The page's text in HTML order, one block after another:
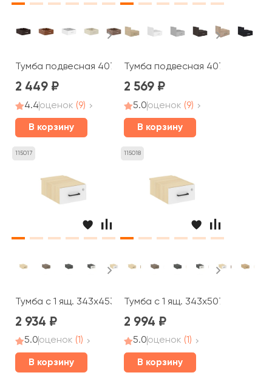
Тумба подвесная 407х448х163 Imago Плюс
2 449
4.4оценок (9)
В корзину
Тумба подвесная
2 569
5.0оценок (9)
В корзину
115017
Тумба с 1 ящ. 343x453x176 Стайл Проджект / Style
2 934
5.0оценок (1)
В корзину
115018
Тумба с 1 ящ. 343x507x176
2 994
5.0оценок (1)
В корзину